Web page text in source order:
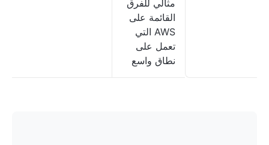
مثالي للفرق
القائمة على
AWS التي
تعمل على
نطاق واسع